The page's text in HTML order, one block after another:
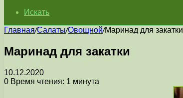
Искать
Главная/Салаты/Овощной/Маринад для закатки
Маринад для закатки
10.12.2020
0 Время чтения: 1 минута